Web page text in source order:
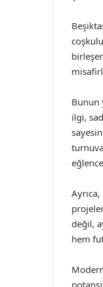
Bunun
ilgi,
değil,
hem